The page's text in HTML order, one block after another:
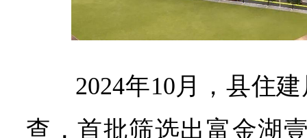
2024年10月，县住
查，首批筛选出富金湖